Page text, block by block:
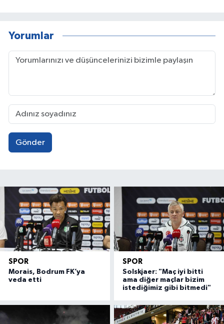
Yorumlar
Gönder
SPOR
Morais, Bodrum FK’ya
veda etti
SPOR
Solskjaer: "Maç iyi bitti
ama diğer maçlar bizim
istediğimiz gibi bitmedi"